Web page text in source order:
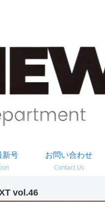
新号
お問い合わせ
Contact Us
vol.46